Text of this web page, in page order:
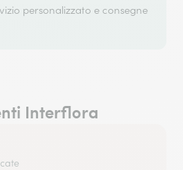
personalizzato e consegne
Interflora